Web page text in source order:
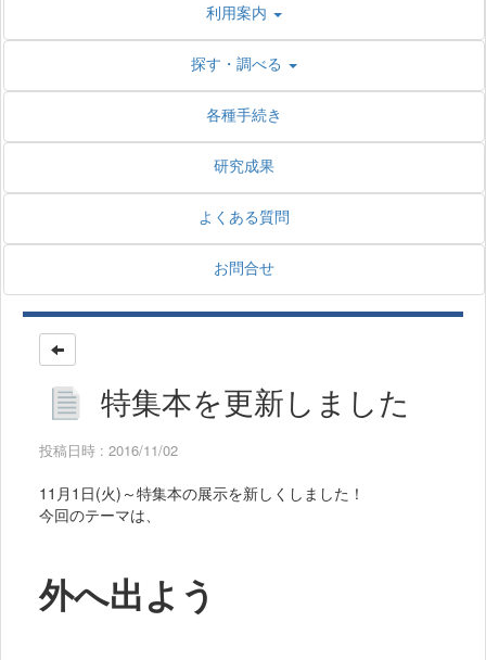
利用案内
探す・調べる
各種手続き
研究成果
よくある質問
お問合せ
特集本を更新しました
投稿日時 : 2016/11/02
11月1日(火)～特集本の展示を新しくしました！
今回のテーマは、
外へ出よう